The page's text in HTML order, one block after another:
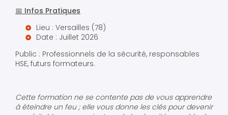
📅 Infos Pratiques
Lieu : Versailles (78)
Date : Juillet 2026
Public : Professionnels de la sécurité, responsables
HSE, futurs formateurs.
Cette formation ne se contente pas de vous apprendre
à éteindre un feu ; elle vous donne les clés pour devenir